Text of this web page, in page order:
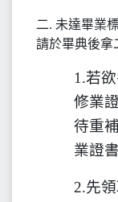
二. 未達畢業
請於畢典後拿
1.若
修業
待重
業證
2.先